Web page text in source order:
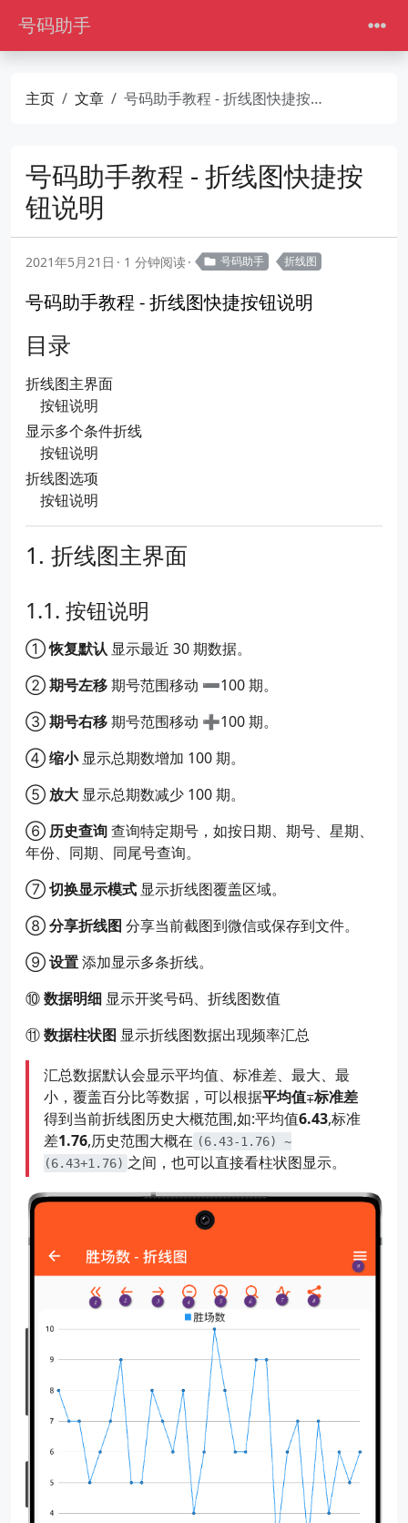
号码助手
主页 文章 号码助手教程 - 折线图快捷按钮说明
号码助手教程 - 折线图快捷按
钮说明
2021年5月21日 1 分钟阅读 号码助手 折线图
号码助手教程 - 折线图快捷按钮说明
目录
折线图主界面
按钮说明
显示多个条件折线
按钮说明
折线图选项
按钮说明
折线图主界面
按钮说明
①恢复默认 显示最近 30 期数据。
②期号左移期号范围移动 ➖100 期。
③期号右移期号范围移动 ➕100 期。
④缩小显示总期数增加 100 期。
⑤ 放大 显示总期数减少 100 期。
⑥ 历史查询查询特定期号，如按日期、期号、星期、
年份、同期、同尾号查询。
⑦切换显示模式 显示折线图覆盖区域。
⑧分享折线图 分享当前截图到微信或保存到文件。
⑨设置添加显示多条折线。
⑩数据明细 显示开奖号码、折线图数值
⑪数据柱状图 显示折线图数据出现频率汇总
汇总数据默认会显示平均值、标准差、最大、最
小，覆盖百分比等数据，可以根据平均值∓标准差
得到当前折线图历史大概范围,如:平均值6.43,标准
差1.76,历史范围大概在 (6.43-1.76) ~
(6.43+1.76) 之间，也可以直接看柱状图显示。